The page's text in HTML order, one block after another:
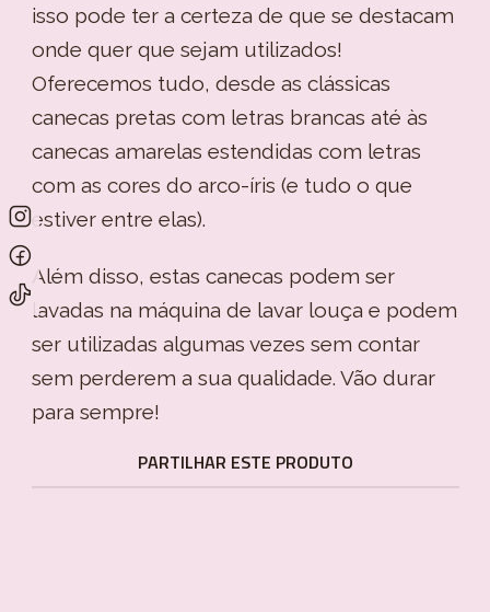
isso pode ter a certeza de que se destacam
onde quer que sejam utilizados!
Oferecemos tudo, desde as clássicas
canecas pretas com letras brancas até às
canecas amarelas estendidas com letras
com as cores do arco-íris (e tudo o que
estiver entre elas).
Além disso, estas canecas podem ser
lavadas na máquina de lavar louça e podem
ser utilizadas algumas vezes sem contar
sem perderem a sua qualidade. Vão durar
para sempre!
PARTILHAR ESTE PRODUTO